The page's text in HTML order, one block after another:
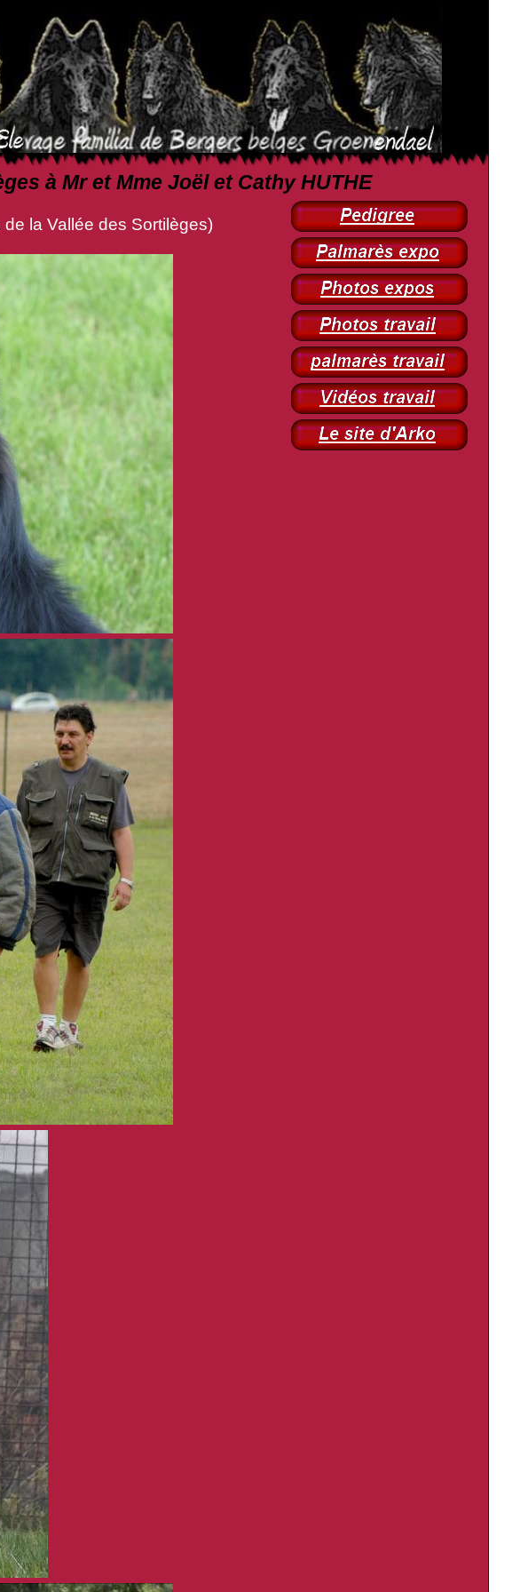
à Mr et Mme Joël et Cathy HUTHE
la Vallée des Sortilèges)